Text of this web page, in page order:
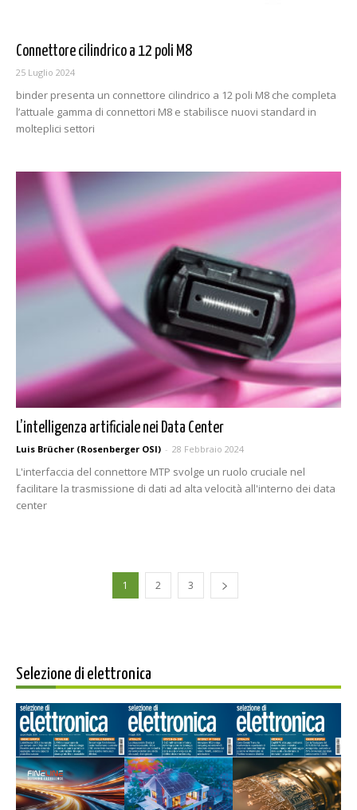
Connettore cilindrico a 12 poli M8
25 Luglio 2024
binder presenta un connettore cilindrico a 12 poli M8 che completa
l’attuale gamma di connettori M8 e stabilisce nuovi standard in
molteplici settori
L’intelligenza artificiale nei Data Center
Luis Brücher (Rosenberger OSI) - 28 Febbraio 2024
L'interfaccia del connettore MTP svolge un ruolo cruciale nel
facilitare la trasmissione di dati ad alta velocità all'interno dei data
center
1 2 3
Selezione di elettronica